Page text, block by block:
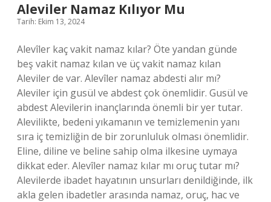
Aleviler Namaz Kılıyor Mu
Tarih: Ekim 13, 2024
Alevîler kaç vakit namaz kılar? Öte yandan günde
beş vakit namaz kılan ve üç vakit namaz kılan
Aleviler de var. Alevîler namaz abdesti alır mı?
Aleviler için gusül ve abdest çok önemlidir. Gusül ve
abdest Alevilerin inançlarında önemli bir yer tutar.
Alevilikte, bedeni yıkamanın ve temizlemenin yanı
sıra iç temizliğin de bir zorunluluk olması önemlidir.
Eline, diline ve beline sahip olma ilkesine uymaya
dikkat eder. Alevîler namaz kılar mı oruç tutar mı?
Alevilerde ibadet hayatının unsurları denildiğinde, ilk
akla gelen ibadetler arasında namaz, oruç, hac ve